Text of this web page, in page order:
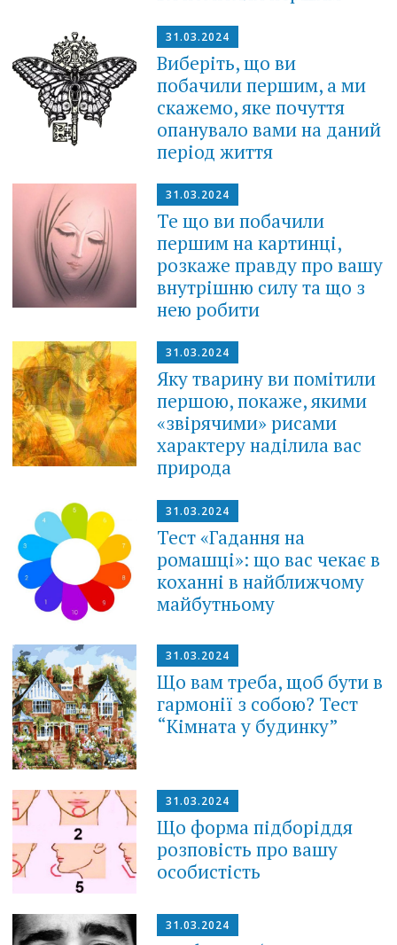
31.03.2024
Виберіть, що ви
побачили першим, а ми
скажемо, яке почуття
опанувало вами на даний
період життя
31.03.2024
Те що ви побачили
першим на картинці,
розкаже правду про вашу
внутрішню силу та що з
нею робити
31.03.2024
Яку тварину ви помітили
першою, покаже, якими
«звірячими» рисами
характеру наділила вас
природа
31.03.2024
Тест «Гадання на
ромашці»: що вас чекає в
коханні в найближчому
майбутньому
31.03.2024
Що вам треба, щоб бути в
гармонії з собою? Тест
“Кімната у будинку”
31.03.2024
Що форма підборіддя
розповість про вашу
особистість
31.03.2024